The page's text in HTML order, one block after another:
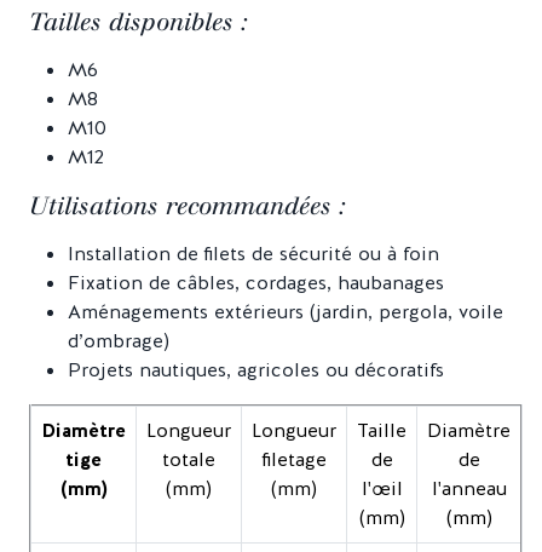
Tailles disponibles :
M6
M8
M10
M12
Utilisations recommandées :
Installation de filets de sécurité ou à foin
Fixation de câbles, cordages, haubanages
Aménagements extérieurs (jardin, pergola, voile
d’ombrage)
Projets nautiques, agricoles ou décoratifs
Diamètre
tige
(mm)
Longueur
totale
(mm)
Longueur
filetage
(mm)
Taille
de
l'œil
(mm)
Diamètre
de
l'anneau
(mm)